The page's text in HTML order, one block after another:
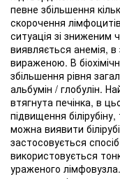
певне збільшення
скорочення
ситуація зі зниженим
виявляється анемія,
вираженою. В
збільшення рівня
альбумін / глобулін.
втягнута печінка, в
підвищення
можна виявити
застосовується
використовується
ураженого